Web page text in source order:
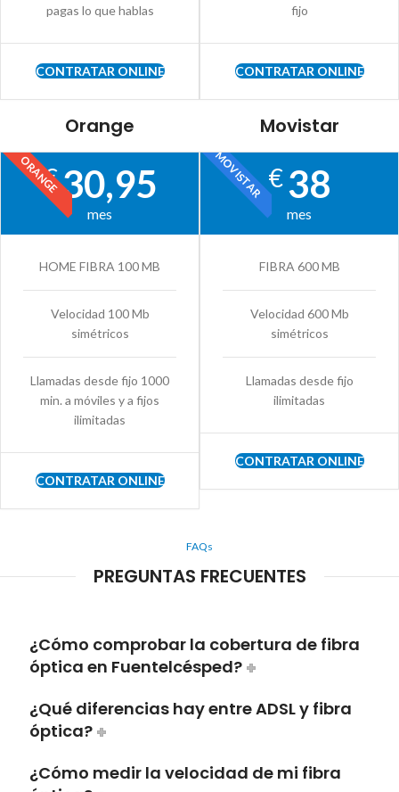
pagas lo que hablas
CONTRATAR ONLINE
fijo
CONTRATAR ONLINE
Orange
ORANGE
€30,95
mes
HOME FIBRA 100 MB
Velocidad 100 Mb
simétricos
Llamadas desde fijo 1000
min. a móviles y a fijos
ilimitadas
CONTRATAR ONLINE
Movistar
MOVISTAR€38
mes
FIBRA 600 MB
Velocidad 600 Mb
simétricos
Llamadas desde fijo
ilimitadas
CONTRATAR ONLINE
FAQs
PREGUNTAS FRECUENTES
¿Cómo comprobar la cobertura de fibra
óptica en Fuentelcésped?
¿Qué diferencias hay entre ADSL y fibra
óptica?
¿Cómo medir la velocidad de mi fibra